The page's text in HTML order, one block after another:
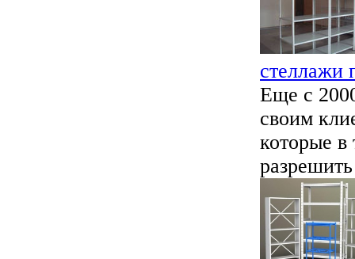
стеллажи
Еще с
своим
которые в